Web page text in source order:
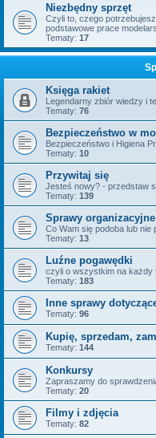
Niezbędny sprzęt
Czyli to, czego
podstawowe prace
Tematy: 17
Księga rakiet
Legendarny zbiór wiedzy i
Tematy: 76
Bezpieczeństwo w
Bezpieczeństwo i Higiena
Tematy: 10
Przywitaj się
Jesteś nowy? - przedstaw
Tematy: 139
Sprawy
Co Wam się podoba lub nie
Tematy: 13
Luźne pogawędki
czyli o wszystkim na każdy
Tematy: 183
Inne sprawy
Tematy: 96
Kupię, sprzedam,
Tematy: 144
Konkursy
Zapraszamy do
Tematy: 20
Filmy i zdjęcia
Tematy: 82